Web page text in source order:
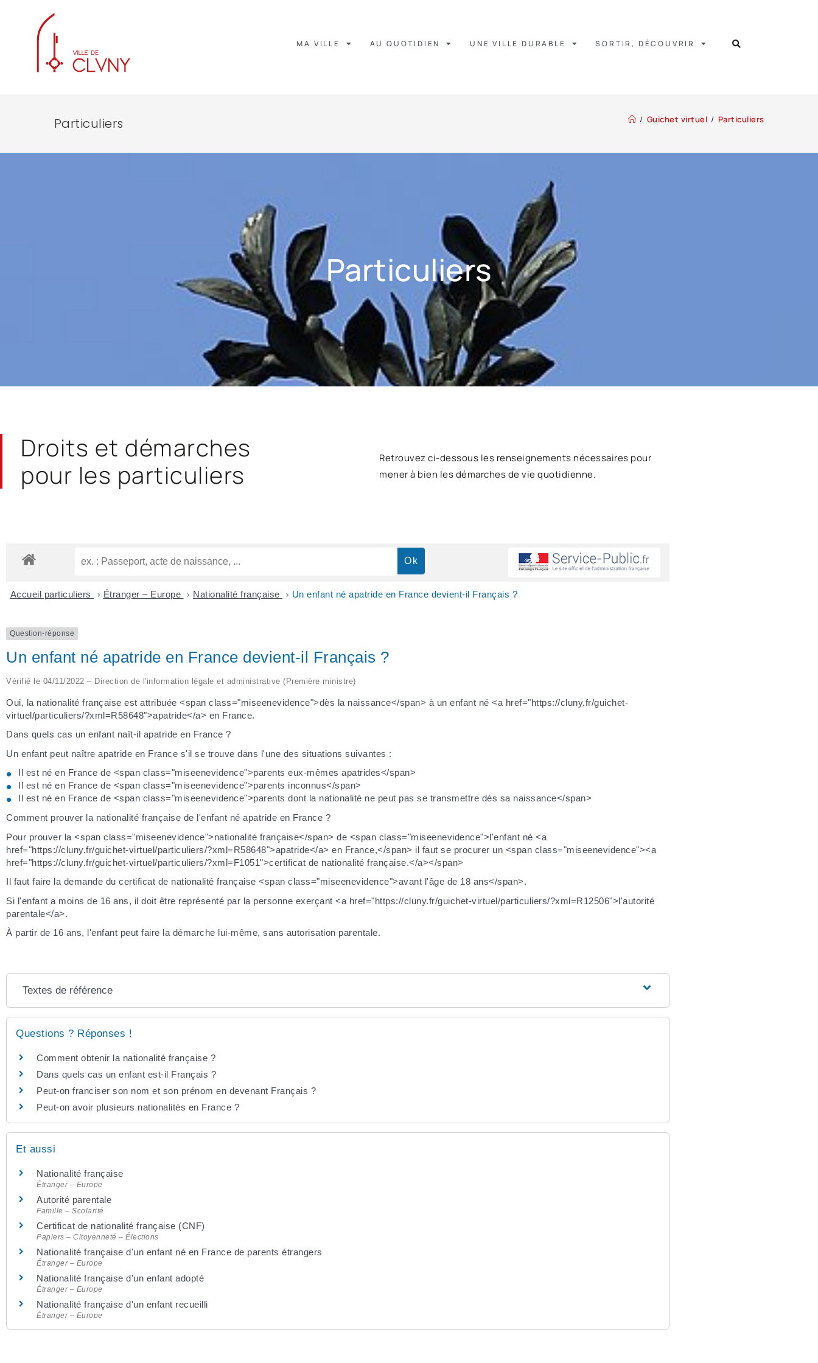
MA VILLE AU QUOTIDIEN UNE VILLE DURABLE SORTIR, DÉCOUVRIR
Particuliers / Guichet virtuel / Particuliers
Particuliers
Droits et démarches
pour les particuliers
Retrouvez ci-dessous les renseignements nécessaires pour
mener à bien les démarches de vie quotidienne.
Accueil particuliers > Étranger – Europe > Nationalité française > Un enfant né apatride en France devient-il Français ?
Question-réponse
Un enfant né apatride en France devient-il Français ?
Vérifié le 04/11/2022 – Direction de l'information légale et administrative (Première ministre)
Oui, la nationalité française est attribuée <span class="miseenevidence">dès la naissance</span> à un enfant né <a href="https://cluny.fr/guichet-
virtuel/particuliers/?xml=R58648">apatride</a> en France.
Dans quels cas un enfant naît-il apatride en France ?
Un enfant peut naître apatride en France s'il se trouve dans l'une des situations suivantes :
Il est né en France de <span class="miseenevidence">parents eux-mêmes apatrides</span>
Il est né en France de <span class="miseenevidence">parents inconnus</span>
Il est né en France de <span class="miseenevidence">parents dont la nationalité ne peut pas se transmettre dès sa naissance</span>
Comment prouver la nationalité française de l'enfant né apatride en France ?
Pour prouver la <span class="miseenevidence">nationalité française</span> de <span class="miseenevidence">l'enfant né <a
href="https://cluny.fr/guichet-virtuel/particuliers/?xml=R58648">apatride</a> en France,</span> il faut se procurer un <span class="miseenevidence"><a
href="https://cluny.fr/guichet-virtuel/particuliers/?xml=F1051">certificat de nationalité française.</a></span>
Il faut faire la demande du certificat de nationalité française <span class="miseenevidence">avant l'âge de 18 ans</span>.
Si l'enfant a moins de 16 ans, il doit être représenté par la personne exerçant <a href="https://cluny.fr/guichet-virtuel/particuliers/?xml=R12506">l'autorité
parentale</a>.
À partir de 16 ans, l'enfant peut faire la démarche lui-même, sans autorisation parentale.
Textes de référence
Questions ? Réponses !
Comment obtenir la nationalité française ?
Dans quels cas un enfant est-il Français ?
Peut-on franciser son nom et son prénom en devenant Français ?
Peut-on avoir plusieurs nationalités en France ?
Et aussi
Nationalité française
Étranger – Europe
Autorité parentale
Famille – Scolarité
Certificat de nationalité française (CNF)
Papiers – Citoyenneté – Élections
Nationalité française d'un enfant né en France de parents étrangers
Étranger – Europe
Nationalité française d'un enfant adopté
Étranger – Europe
Nationalité française d'un enfant recueilli
Étranger – Europe